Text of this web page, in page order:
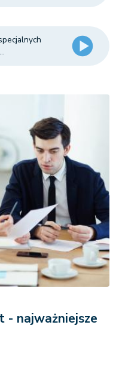
- najważniejsze